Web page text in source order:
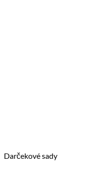
Darčekové sady